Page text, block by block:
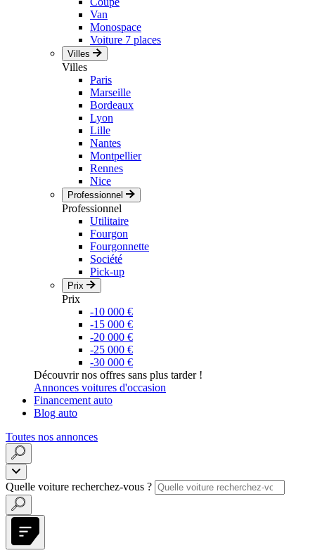
Van
Monospace
Voiture 7 places
Villes
Villes
Paris
Marseille
Bordeaux
Lyon
Lille
Nantes
Montpellier
Rennes
Nice
Professionnel
Professionnel
Utilitaire
Fourgon
Fourgonnette
Société
Pick-up
Prix
Prix
-10 000 €
-15 000 €
-20 000 €
-25 000 €
-30 000 €
Découvrir nos offres sans plus tarder !
Annonces voitures d'occasion
Financement auto
Blog auto
Toutes nos annonces
Quelle voiture recherchez-vous ?